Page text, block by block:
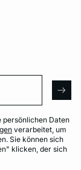
persönlichen Daten
verarbeitet, um
Sie können sich
klicken, der sich